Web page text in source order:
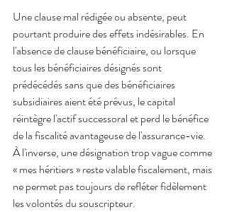
Une clause mal rédigée ou absente, peut
pourtant produire des effets indésirables. En
l'absence de clause bénéficiaire, ou lorsque
tous les bénéficiaires désignés sont
prédécédés sans que des bénéficiaires
subsidiaires aient été prévus, le capital
réintègre l'actif successoral et perd le bénéfice
de la fiscalité avantageuse de l'assurance-vie.
À l'inverse, une désignation trop vague comme
« mes héritiers » reste valable fiscalement, mais
ne permet pas toujours de refléter fidèlement
les volontés du souscripteur.